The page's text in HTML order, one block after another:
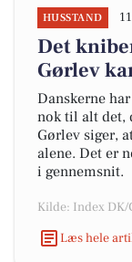
HUSSTAND
Det
Gørlev
Danskerne
nok til alt det,
Gørlev siger,
alene. Det er
i gennemsnit.
Kilde: Index
Læs hele